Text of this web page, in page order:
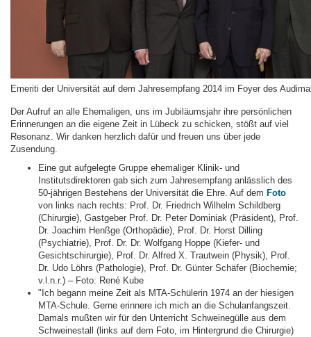
Emeriti der Universität auf dem Jahresempfang 2014 im Foyer des
Der Aufruf an alle Ehemaligen, uns im Jubiläumsjahr ihre persönlichen
Erinnerungen an die eigene Zeit in Lübeck zu schicken, stößt auf viel
Resonanz. Wir danken herzlich dafür und freuen uns über jede
Zusendung.
Eine gut aufgelegte Gruppe ehemaliger Klinik- und
Institutsdirektoren gab sich zum Jahresempfang anlässlich des
50-jährigen Bestehens der Universität die Ehre. Auf dem Foto
von links nach rechts: Prof. Dr. Friedrich Wilhelm Schildberg
(Chirurgie), Gastgeber Prof. Dr. Peter Dominiak (Präsident), Prof.
Dr. Joachim Henßge (Orthopädie), Prof. Dr. Horst Dilling
(Psychiatrie), Prof. Dr. Dr. Wolfgang Hoppe (Kiefer- und
Gesichtschirurgie), Prof. Dr. Alfred X. Trautwein (Physik), Prof.
Dr. Udo Löhrs (Pathologie), Prof. Dr. Günter Schäfer (Biochemie;
v.l.n.r.) – Foto: René Kube
"Ich begann meine Zeit als MTA-Schülerin 1974 an der hiesigen
MTA-Schule. Gerne erinnere ich mich an die Schulanfangszeit.
Damals mußten wir für den Unterricht Schweinegülle aus dem
Schweinestall (links auf dem Foto, im Hintergrund die Chirurgie)